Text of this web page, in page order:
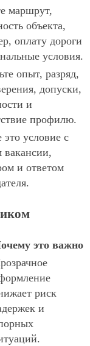
маршрут,
объекта,
оплату дороги
условия.
опыт, разряд,
допуски,
и
профилю.
это условие с
вакансии,
и ответом
это важно
риск
и